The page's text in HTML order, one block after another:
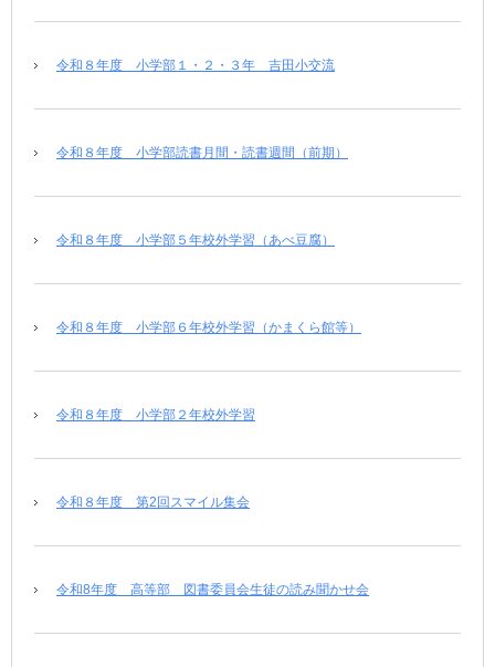
令和８年度 小学部１・２・３年 吉田小交流
令和８年度 小学部読書月間・読書週間（前期）
令和８年度 小学部５年校外学習（あべ豆腐）
令和８年度 小学部６年校外学習（かまくら館等）
令和８年度 小学部２年校外学習
令和８年度 第2回スマイル集会
令和8年度 高等部 図書委員会生徒の読み聞かせ会